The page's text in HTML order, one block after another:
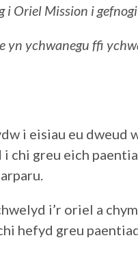
Oriel Mission i
ychwanegu ffi
i eisiau eu dweud
chi greu eich
i’r oriel a
hefyd greu